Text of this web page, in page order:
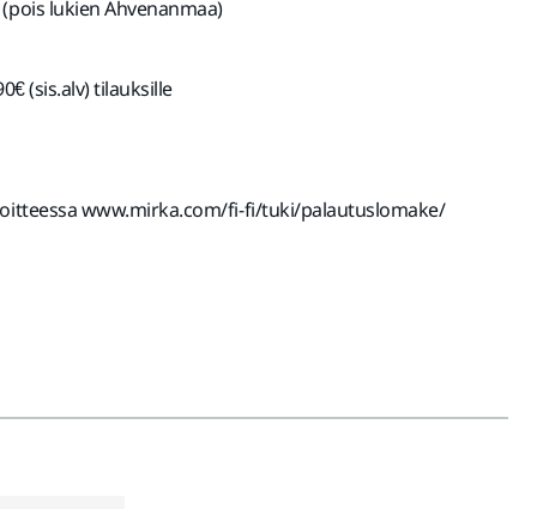
lukien Ahvenanmaa)
(sis.alv) tilauksille
www.mirka.com/fi-fi/tuki/palautuslomake/